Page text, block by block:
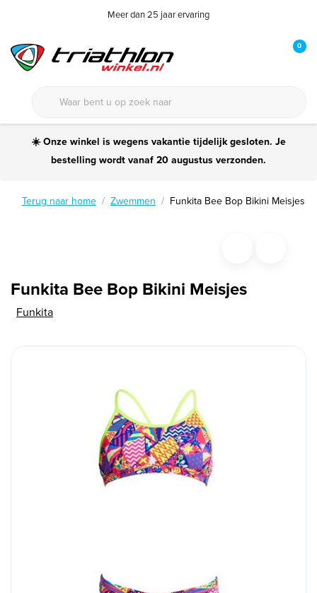
Meer dan 25 jaar ervaring
0
☀️ Onze winkel is wegens vakantie tijdelijk gesloten. Je
bestelling wordt vanaf 20 augustus verzonden.
Terug naar home Zwemmen Funkita Bee Bop Bikini Meisjes
Funkita Bee Bop Bikini Meisjes
Funkita